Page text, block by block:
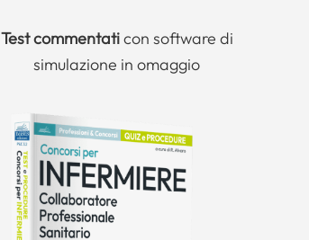
Test commentaticon software di
simulazione in omaggio